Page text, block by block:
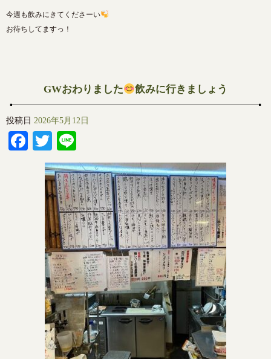
今週も飲みにきてくださーい
お待ちしてますっ！
GWおわりました 飲みに行きましょう
投稿日 2026年5月12日
Facebook
Twitter